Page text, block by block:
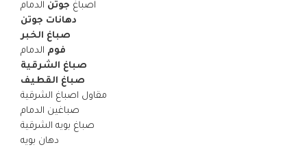
اصباغ جوتن الدمام
دهانات جوتن
صباغ الخبر
فوم الدمام
صباغ الشرقية
صباغ القطيف
مقاول اصباغ الشرقية
صباغين الدمام
صباغ بويه الشرقية
دهان بويه